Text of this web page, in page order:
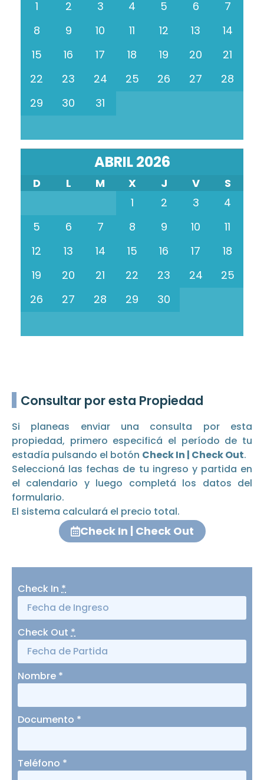
1 2 3 4 5 6
7
8
9 10 11 12 13
14
15
16 17 18 19 20
21
22
23 24 25 26 27
28
29
30 31
ABRIL 2026
D L M X J V
S
1
2 3
4
5
6 7 8 9 10
11
12
13 14 15 16 17
18
19
20 21 22 23 24
25
26
27 28 29 30
Consultar por esta Propiedad
Si planeas enviar una consulta por esta
propiedad, primero especificá el período de tu
estadía pulsando el botón Check In | Check Out.
Seleccioná las fechas de tu ingreso y partida en
el calendario y luego completá los datos del
formulario.
El sistema calculará el precio total.
Check In | Check Out
Check In *
Check Out *
Nombre *
Documento *
Teléfono *